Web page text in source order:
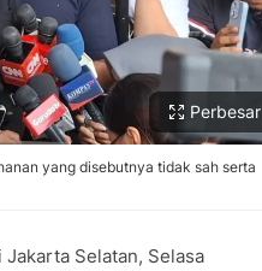
Perbesar
yang disebutnya tidak sah serta
Selatan, Selasa